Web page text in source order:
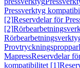
Pressverktyg
[2]Reservdelar för
[2]
Provtryckningsproppar
MapressReservdelar
kompatibilitet [1]